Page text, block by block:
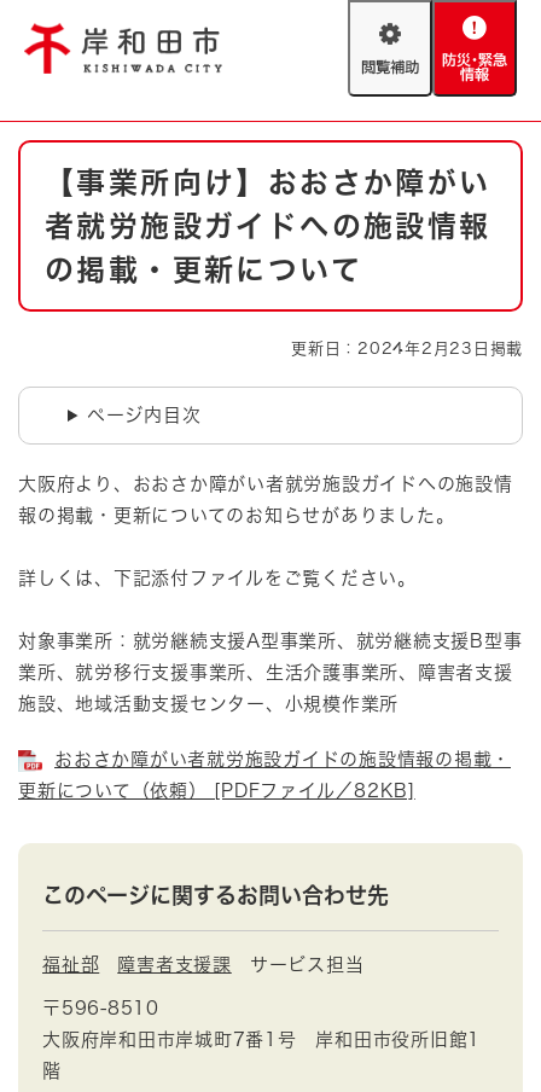
閲
助
防
緊
情
報
やさしい日本語
文字サイズ 標準 拡大
防災・緊急情報 救急・消防
ハザードマップ AED設置箇所
本
【事業所向け】おおさか障がい
者就労施設ガイドへの施設情報
の掲載・更新について
更新日：2024年2月23日掲載
ページ内目次
大阪府より、おおさか障がい者就労施設ガイドへの施設情
報の掲載・更新についてのお知らせがありました。
詳しくは、下記添付ファイルをご覧ください。
対象事業所：就労継続支援A型事業所、就労継続支援B型事
業所、就労移行支援事業所、生活介護事業所、障害者支援
施設、地域活動支援センター、小規模作業所
おおさか障がい者就労施設ガイドの施設情報の掲載・
更新について（依頼） [PDFファイル／82KB]
このページに関するお問い合わせ先
福祉部 障害者支援課 サービス担当
〒596-8510
大阪府岸和田市岸城町7番1号 岸和田市役所旧館1
階